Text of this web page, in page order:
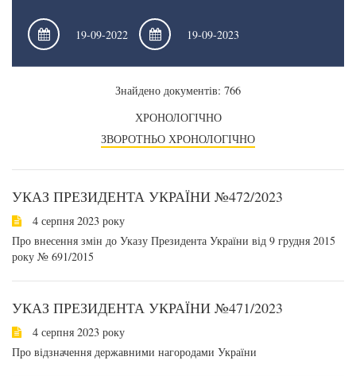
Знайдено документів: 766
ХРОНОЛОГІЧНО
ЗВОРОТНЬО ХРОНОЛОГІЧНО
УКАЗ ПРЕЗИДЕНТА УКРАЇНИ №472/2023
4 серпня 2023 року
Про внесення змін до Указу Президента України від 9 грудня 2015
року № 691/2015
УКАЗ ПРЕЗИДЕНТА УКРАЇНИ №471/2023
4 серпня 2023 року
Про відзначення державними нагородами України